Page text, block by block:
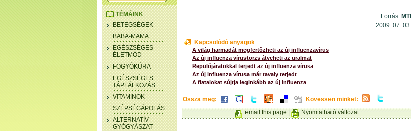
TÉMÁINK
BETEGSÉGEK
BABA-MAMA
EGÉSZSÉGES
ÉLETMÓD
FOGYÓKÚRA
EGÉSZSÉGES
TÁPLÁLKOZÁS
VITAMINOK
SZÉPSÉGÁPOLÁS
ALTERNATÍV
GYÓGYÁSZAT
Forrás: MTI
2009. 07. 03.
Kapcsolódó anyagok
A világ harmadát megfertőzheti az új influenzavírus
Az új influenza vírustörzs átveheti az uralmat
Repülőjáratokkal terjedt az új influenza vírusa
Az új influenza vírusa már tavaly terjedt
A fiatalokat sújtja leginkább az új influenza
Ossza meg:
Kövessen minket:
email this page
Nyomtatható változat